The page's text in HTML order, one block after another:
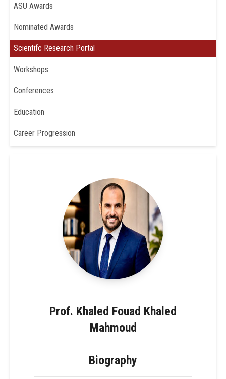
ASU Awards
Nominated Awards
Scientifc Research Portal
Workshops
Conferences
Education
Career Progression
Prof. Khaled Fouad Khaled
Mahmoud
Biography